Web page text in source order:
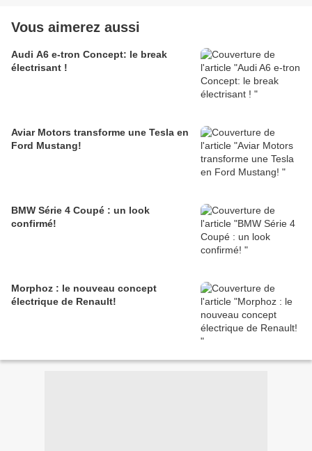
Vous aimerez aussi
Audi A6 e-tron Concept: le break
électrisant !
Aviar Motors transforme une Tesla en
Ford Mustang!
BMW Série 4 Coupé : un look
confirmé!
Morphoz : le nouveau concept
électrique de Renault!